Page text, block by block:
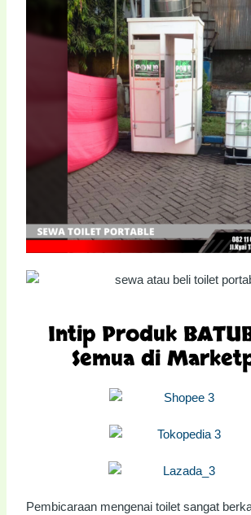
Intip Produk
Semua di
Pembicaraan mengenai toilet sangat